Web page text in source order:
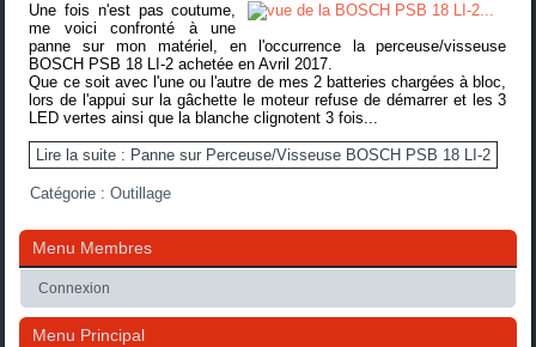
Une fois n'est pas coutume,
me voici confronté à une
panne sur mon matériel, en l'occurrence la perceuse/visseuse
BOSCH PSB 18 LI-2 achetée en Avril 2017.
Que ce soit avec l'une ou l'autre de mes 2 batteries chargées à bloc,
lors de l'appui sur la gâchette le moteur refuse de démarrer et les 3
LED vertes ainsi que la blanche clignotent 3 fois...
Lire la suite : Panne sur Perceuse/Visseuse BOSCH PSB 18 LI-2
Catégorie :Outillage
Menu Membres
Connexion
Menu Principal